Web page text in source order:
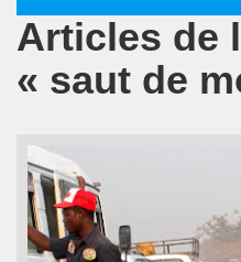
Articles de
« saut de